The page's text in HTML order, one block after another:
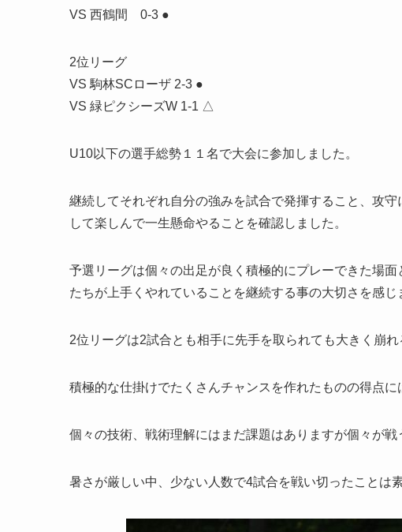
VS 西鶴間 0-3 ●
2位リーグ
VS 駒林SCローザ 2-3 ●
VS 緑ピクシーズW 1-1 △
U10以下の選手総勢１１名で大会に参加しました。
継続してそれぞれ自分の強みを試合で発揮すること、攻
して楽しんで一生懸命やることを確認しました。
予選リーグは個々の出足が良く積極的にプレーできた場
たちが上手くやれていることを継続する事の大切さを感じ
2位リーグは2試合とも相手に先手を取られても大きく崩
積極的な仕掛けでたくさんチャンスを作れたものの得点
個々の技術、戦術理解にはまだ課題はありますが個々が
暑さが厳しい中、少ない人数で4試合を戦い切ったことは